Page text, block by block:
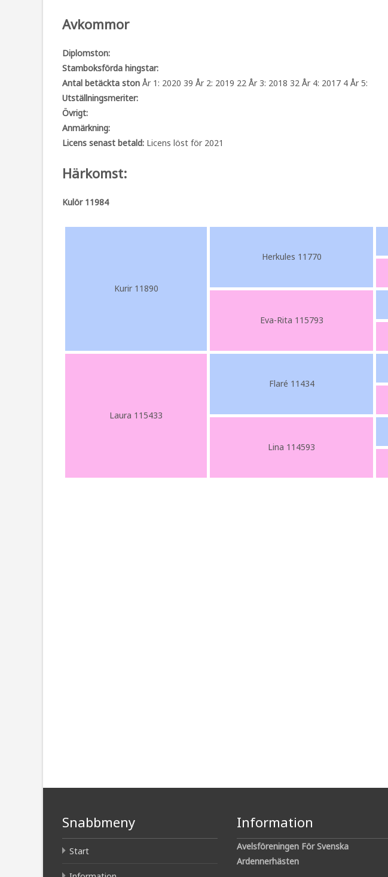
Avkommor
Diplomston:
Stamboksförda hingstar:
Antal betäckta ston År 1: 2020 39 År 2: 2019 22 År 3: 2018 32 År 4: 2017 4 År 5:
Utställningsmeriter:
Övrigt:
Anmärkning:
Licens senast betald: Licens löst för 2021
Härkomst:
Kulör 11984
Kurir 11890
Herkules 11770
Eva-Rita 115793
Laura 115433
Flaré 11434
Lina 114593
Snabbmeny
Start
Information
Avelsföreningen För Svenska
Ardennerhästen